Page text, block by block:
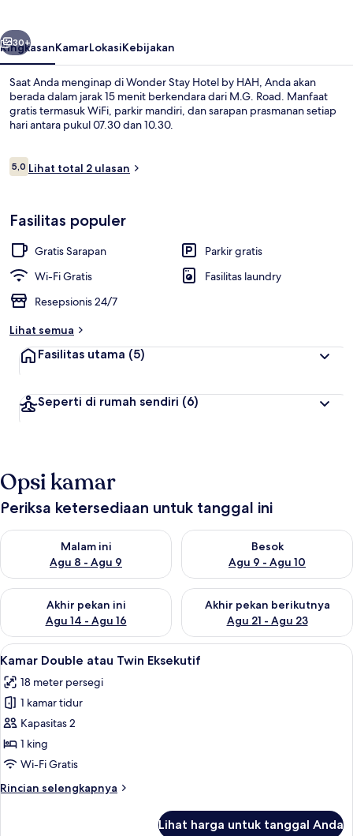
Berikutnya
30+
RingkasanKamarLokasiKebijakan
Saat Anda menginap di Wonder Stay Hotel by HAH, Anda akan
berada dalam jarak 15 menit berkendara dari M.G. Road. Manfaat
gratis termasuk WiFi, parkir mandiri, dan sarapan prasmanan setiap
hari antara pukul 07.30 dan 10.30.
Ulasan
5,05,0 dari 10
Lihat total 2 ulasan
Fasilitas populer
Gratis Sarapan
Parkir gratis
Wi-Fi Gratis
Fasilitas laundry
Resepsionis 24/7
Lihat semua
Fasilitas utama (5)
Seperti di rumah sendiri (6)
Opsi kamar
Periksa ketersediaan untuk tanggal ini
Malam ini
Agu 8 - Agu 9
Periksa ketersediaan untuk malam ini Agu 8 - Agu 9
Besok
Agu 9 - Agu 10
Periksa ketersediaan untuk
Akhir pekan ini
Agu 14 - Agu 16
Periksa ketersediaan untuk akhir pekan ini Agu 14 - Agu 16
Akhir pekan berikutnya
Agu 21 - Agu 23
Periksa ketersediaan untuk
Lihat
semua
foto
untuk
Kamar
Double
atau
Eksekutif
Kamar Double atau Twin Eksekutif |
17
Kamar Double atau Twin Eksekutif
18 meter persegi
1 kamar tidur
Kapasitas 2
1 king
Wi-Fi Gratis
Rincian selengkapnya
Rincian
Lihat harga untuk tanggal Anda